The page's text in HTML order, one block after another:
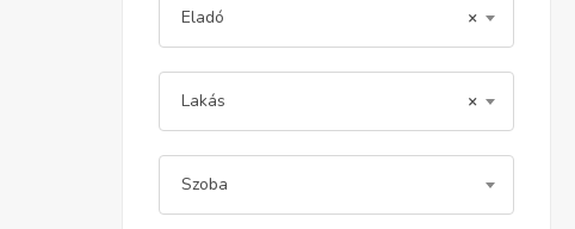
×
Eladó
×
Lakás
Szoba